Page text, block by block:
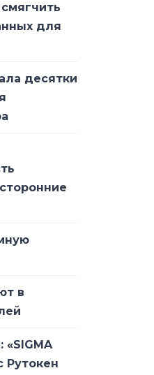
для
десятки
в
Рутокен